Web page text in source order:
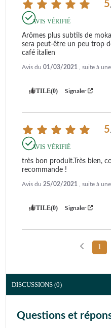
5
AVIS VÉRIFIÉ
Arômes plus subtils de
sera peut-être un peu trop
café italien
Avis du 01/03/2021 , suite à
UTILE(0) Signaler
5
AVIS VÉRIFIÉ
très bon produit.Très bien,
recommande !
Avis du 25/02/2021 , suite à
UTILE(0) Signaler
1
DISCUSSIONS (0)
Questions et